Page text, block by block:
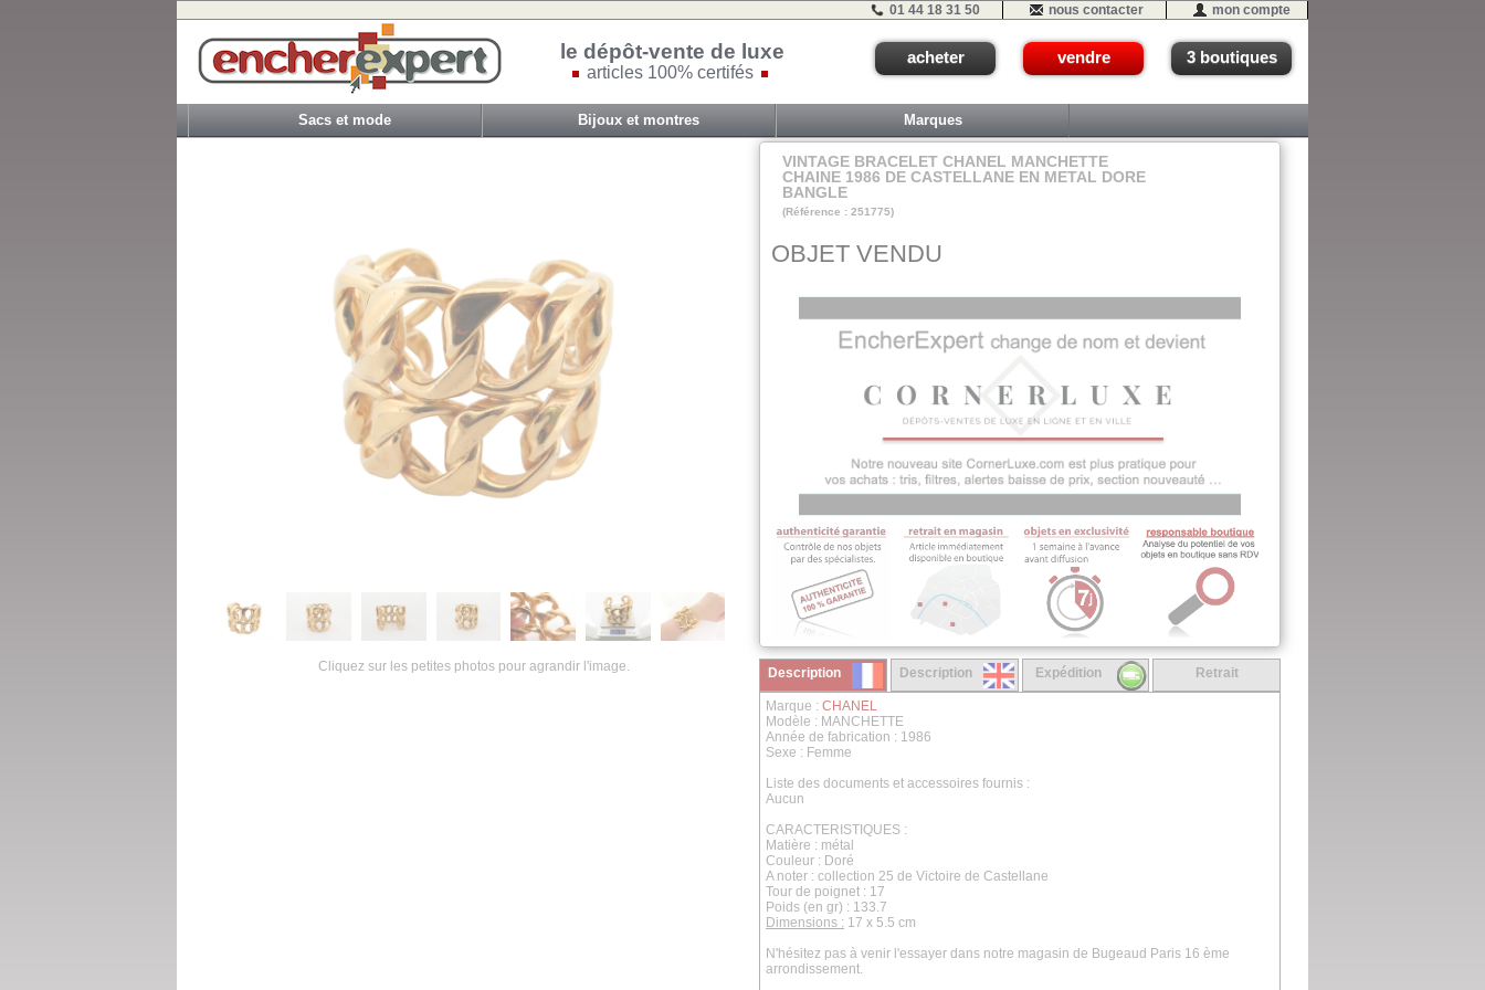
01 44 18 31 50 nous contacter mon compte
le dépôt-vente de luxe
articles 100% certifés
acheter vendre 3 boutiques
Sacs et mode Bijoux et montres Marques
Cliquez sur les petites photos pour agrandir l'image.
VINTAGE BRACELET CHANEL MANCHETTE
CHAINE 1986 DE CASTELLANE EN METAL DORE
BANGLE
(Référence : 251775)
OBJET VENDU
Description Description Expédition Retrait
Marque : CHANEL
Modèle : MANCHETTE
Année de fabrication : 1986
Sexe : Femme
Liste des documents et accessoires fournis :
Aucun
CARACTERISTIQUES :
Matière : métal
Couleur : Doré
A noter : collection 25 de Victoire de Castellane
Tour de poignet : 17
Poids (en gr) : 133.7
Dimensions : 17 x 5.5 cm
N'hésitez pas à venir l'essayer dans notre magasin de Bugeaud Paris 16 ème
arrondissement.